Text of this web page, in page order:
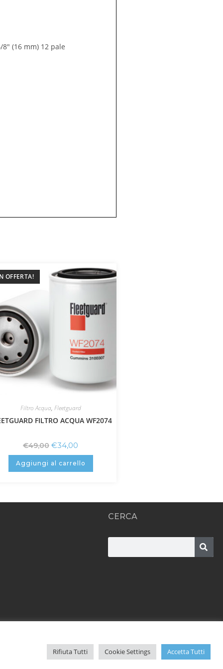
(16 mm) 12 pale
OFFERTA!
Filtro Acqua, Fleetguard
FILTRO ACQUA WF2074
€49,00 €34,00
Aggiungi al carrello
CERCA
Rifiuta Tutti Cookie Settings Accetta Tutti